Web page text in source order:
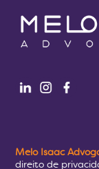
Melo Isaac
direito de